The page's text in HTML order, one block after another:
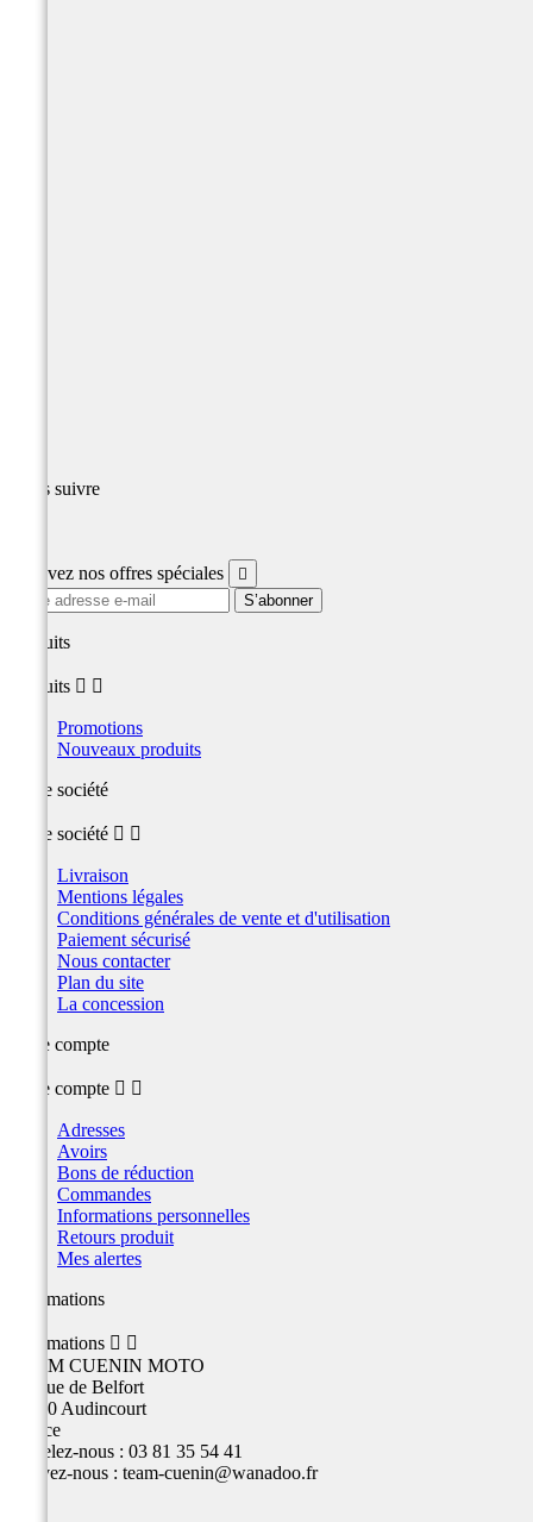
Nous suivre
Recevez nos offres spéciales 
produits
produits  
Promotions
Nouveaux produits
Notre société
Notre société  
Livraison
Mentions légales
Conditions générales de vente et d'utilisation
Paiement sécurisé
Nous contacter
Plan du site
La concession
Votre compte
Votre compte  
Adresses
Avoirs
Bons de réduction
Commandes
Informations personnelles
Retours produit
Mes alertes
Informations
Informations  
TEAM CUENIN MOTO
26 Rue de Belfort
25400 Audincourt
France
Appelez-nous : 03 81 35 54 41
Écrivez-nous : team-cuenin@wanadoo.fr